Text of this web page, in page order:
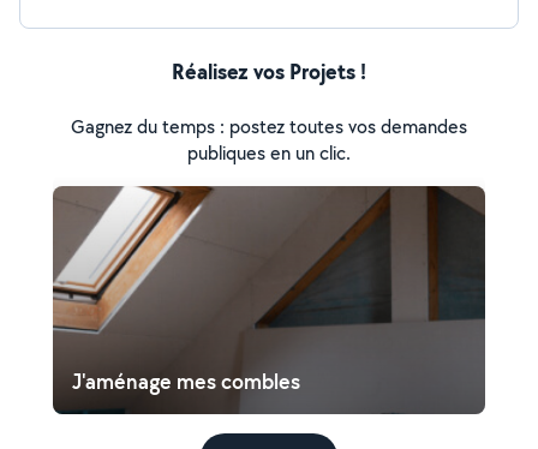
Réalisez vos Projets !
Gagnez du temps : postez toutes vos demandes
publiques en un clic.
J'aménage mes combles